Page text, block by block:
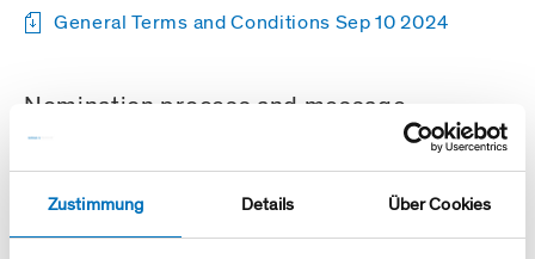
Zustimmung Details Über Cookies
General Terms and Conditions Sep 10 2024
Nomination process and message
examples for nomination exchange